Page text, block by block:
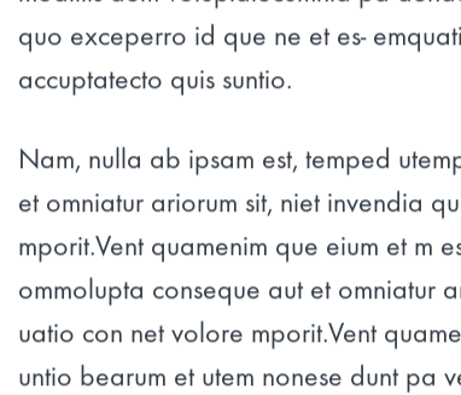
quo exceperro id que ne et es-
accuptatecto quis suntio.
Nam, nulla ab ipsam est, temped
et omniatur ariorum sit, niet invendia
mporit.Vent quamenim que eium et m
ommolupta conseque aut et omniatur
uatio con net volore mporit.Vent
untio bearum et utem nonese dunt pa